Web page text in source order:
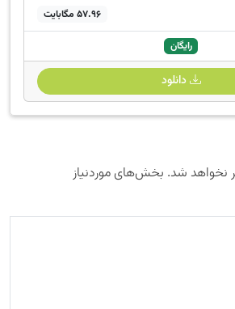
57.96 مگابایت
رایگان
دانلود
نخواهد شد. بخش‌های موردنیاز